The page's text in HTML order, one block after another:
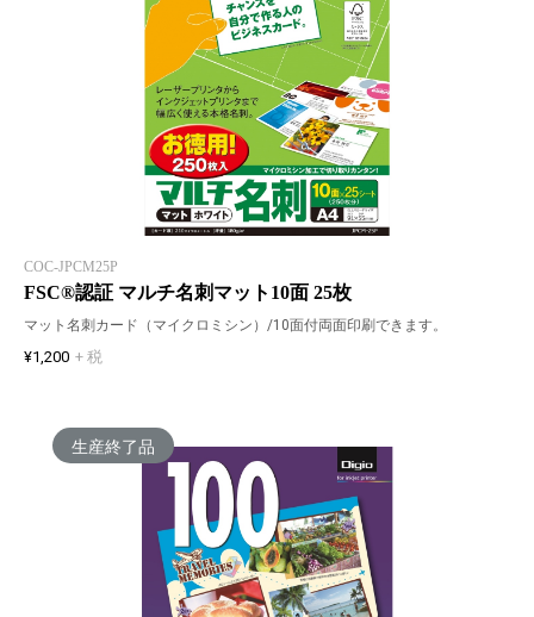
COC-JPCM25P
FSC®認証 マルチ名刺マット10面 25枚
マット名刺カード（マイクロミシン）/10面付両面印刷できます。
¥1,200 + 税
生産終了品